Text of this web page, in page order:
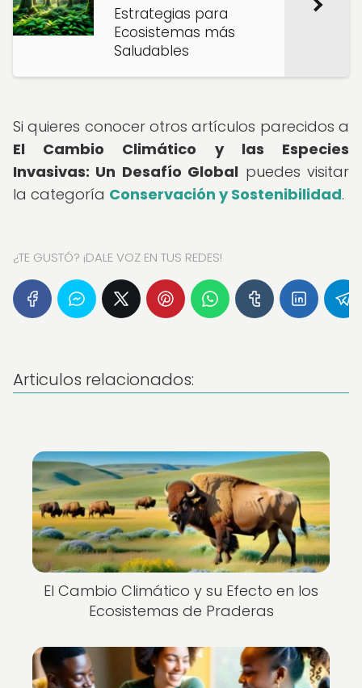
Estrategias para
Ecosistemas más
Saludables
Si quieres conocer otros artículos parecidos a
El Cambio Climático y las Especies
Invasivas: Un Desafío Global puedes visitar
la categoría Conservación y Sostenibilidad.
¿TE GUSTÓ? ¡DALE VOZ EN TUS REDES!
Articulos relacionados:
El Cambio Climático y su Efecto en los
Ecosistemas de Praderas